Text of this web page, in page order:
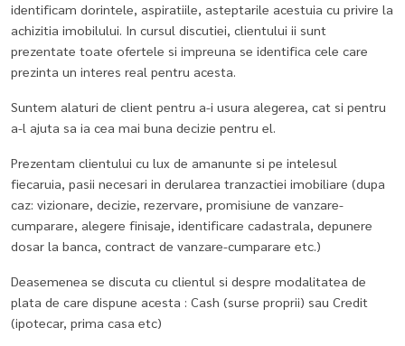
identificam dorintele, aspiratiile, asteptarile acestuia cu privire la
achizitia imobilului. In cursul discutiei, clientului ii sunt
prezentate toate ofertele si impreuna se identifica cele care
prezinta un interes real pentru acesta.
Suntem alaturi de client pentru a-i usura alegerea, cat si pentru
a-l ajuta sa ia cea mai buna decizie pentru el.
Prezentam clientului cu lux de amanunte si pe intelesul
fiecaruia, pasii necesari in derularea tranzactiei imobiliare (dupa
caz: vizionare, decizie, rezervare, promisiune de vanzare-
cumparare, alegere finisaje, identificare cadastrala, depunere
dosar la banca, contract de vanzare-cumparare etc.)
Deasemenea se discuta cu clientul si despre modalitatea de
plata de care dispune acesta : Cash (surse proprii) sau Credit
(ipotecar, prima casa etc)